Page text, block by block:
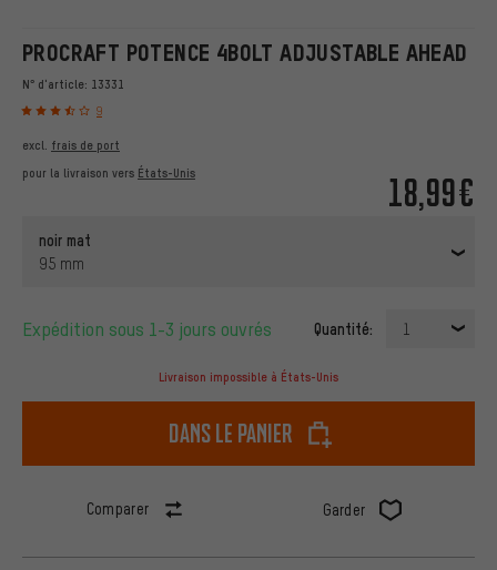
PROCRAFT POTENCE 4BOLT ADJUSTABLE AHEAD
N° d'article: 13331
9
18,99€
excl. frais de port
pour la livraison vers États-Unis
noir mat
95 mm
Expédition sous 1-3 jours ouvrés Quantité: 1
Livraison impossible à États-Unis
dans le panier
Comparer Garder